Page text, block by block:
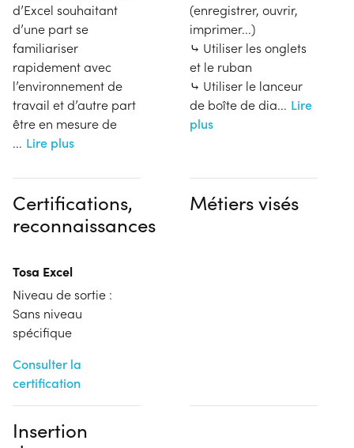
d’Excel souhaitant
d’une part se
familiariser
rapidement avec
l’environnement de
travail et d’autre part
être en mesure de
... Lire plus
(enregistrer, ouvrir,
imprimer...)
⤷ Utiliser les onglets
et le ruban
⤷ Utiliser le lanceur
de boîte de dia... Lire
plus
Certifications,
reconnaissances
Tosa Excel
Niveau de sortie :
Sans niveau
spécifique
Consulter la
certification
Métiers visés
Insertion